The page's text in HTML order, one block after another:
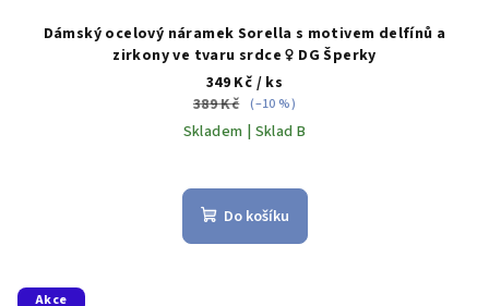
Dámský ocelový náramek Sorella s motivem delfínů a
zirkony ve tvaru srdce ♀️ DG Šperky
349 Kč / ks
389 Kč (–10 %)
Skladem | Sklad B
Do košíku
Akce